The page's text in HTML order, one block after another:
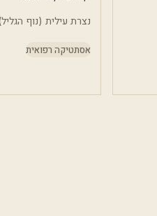
נצרת עילית (נוף
אסתטיקה רפואית